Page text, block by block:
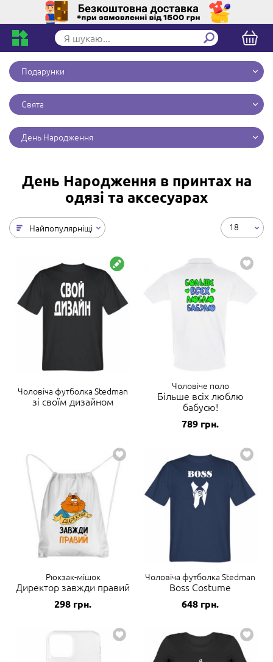
Подарунки
Свята
День Народження
День Народження в принтах на
одязі та аксесуарах
Найпопулярніщі 18
Чоловіча футболка Stedman
зі своїм дизайном
Чоловіче поло
Більше всіх люблю
бабусю!
789 грн.
Рюкзак-мішок
Директор завжди правий
298 грн.
Чоловіча футболка Stedman
Boss Costume
648 грн.